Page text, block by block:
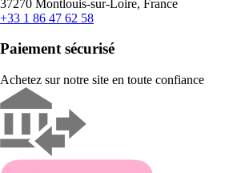
37270 Montlouis-sur-Loire, France
+33 1 86 47 62 58
Paiement sécurisé
Achetez sur notre site en toute confiance